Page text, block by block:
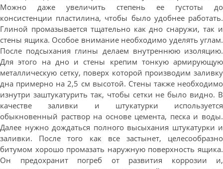
Можно даже увеличить степень ее густоты до
консистенции пластилина, чтобы было удобнее работать.
Глиной промазывается тщательно как дно снаружи, так и
стены ящика. Особое внимание необходимо уделять углам.
После подсыхания глины делаем внутреннюю изоляцию.
Для этого на дно и стены крепим тонкую армирующую
металлическую сетку, поверх которой производим заливку
дна примерно на 2,5 см высотой. Стены также необходимо
изнутри заштукатурить так, чтобы сетки не было видно. В
качестве заливки и штукатурки используется
обыкновенный раствор на основе цемента, песка и воды.
Далее нужно дождаться полного высыхания штукатурки и
заливки. После того как все застынет, целесообразно
битумом хорошо промазать наружную поверхность ящика.
Он предохранит погреб от развития коррозии и,